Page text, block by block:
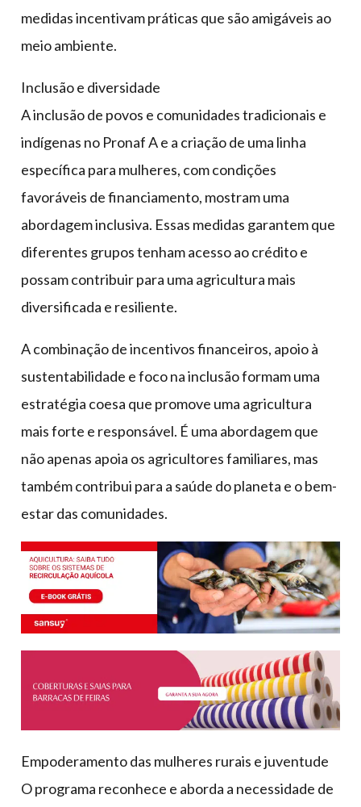
medidas incentivam práticas que são amigáveis ao
meio ambiente.
Inclusão e diversidade
A inclusão de povos e comunidades tradicionais e
indígenas no Pronaf A e a criação de uma linha
específica para mulheres, com condições
favoráveis de financiamento, mostram uma
abordagem inclusiva. Essas medidas garantem que
diferentes grupos tenham acesso ao crédito e
possam contribuir para uma agricultura mais
diversificada e resiliente.
A combinação de incentivos financeiros, apoio à
sustentabilidade e foco na inclusão formam uma
estratégia coesa que promove uma agricultura
mais forte e responsável. É uma abordagem que
não apenas apoia os agricultores familiares, mas
também contribui para a saúde do planeta e o bem-
estar das comunidades.
Empoderamento das mulheres rurais e juventude
O programa reconhece e aborda a necessidade de